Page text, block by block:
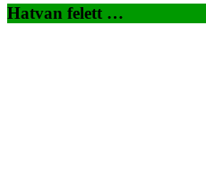
Hatvan felett …